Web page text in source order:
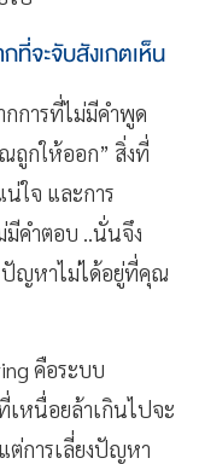
ที่จะจับสังเกตเห็น
การที่ไม่มีคำพูด
ถูกให้ออก” สิ่งที่
น่ใจ และการ
มีคำตอบ ..นั่นจึง
ปัญหาไม่ได้อยู่ที่คุณ
คือระบบ
เหนื่อยล้าเกินไปจะ
การเลี่ยงปัญหา